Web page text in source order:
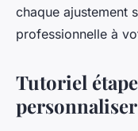
chaque ajustement
professionnelle à
Tutoriel